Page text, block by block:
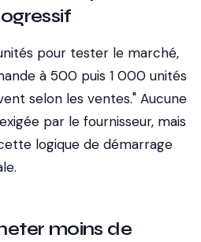
pour tester le marché,
à 500 puis 1 000 unités
selon les ventes." Aucune
par le fournisseur, mais
logique de démarrage
moins de